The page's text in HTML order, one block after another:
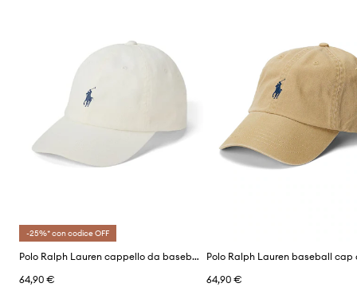
-25%* con codice OFF
Polo Ralph Lauren cappello da baseball da donna in cotone
64,90 €
64,90 €